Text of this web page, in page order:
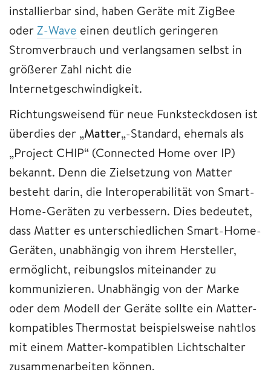
installierbar sind, haben Geräte mit ZigBee
oderZ-Wave einen deutlich geringeren
Stromverbrauch und verlangsamen selbst in
größerer Zahl nicht die
Internetgeschwindigkeit.
Richtungsweisend für neue Funksteckdosen ist
überdies der „Matter„-Standard, ehemals als
„Project CHIP“ (Connected Home over IP)
bekannt. Denn die Zielsetzung von Matter
besteht darin, die Interoperabilität von Smart-
Home-Geräten zu verbessern. Dies bedeutet,
dass Matter es unterschiedlichen Smart-Home-
Geräten, unabhängig von ihrem Hersteller,
ermöglicht, reibungslos miteinander zu
kommunizieren. Unabhängig von der Marke
oder dem Modell der Geräte sollte ein Matter-
kompatibles Thermostat beispielsweise nahtlos
mit einem Matter-kompatiblen Lichtschalter
zusammenarbeiten können.